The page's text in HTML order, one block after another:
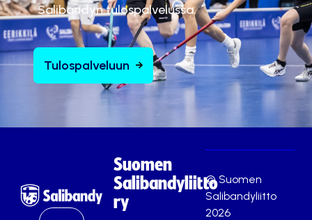
Salibandyn tulospalvelussa.
Tulospalveluun
Suomen
Salibandyliitto
ry
© Suomen
Salibandyliitto
2026